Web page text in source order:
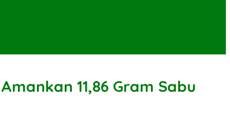
11,86 Gram Sabu